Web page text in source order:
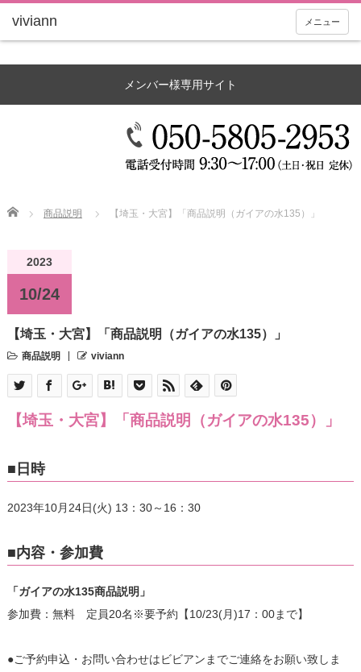
メニュー
メンバー様専用サイト
Home 商品説明 【埼玉・大宮】「商品説明（ガイアの水135）」
2023
10/24
【埼玉・大宮】「商品説明（ガイアの水135）」
商品説明 viviann
【埼玉・大宮】「商品説明（ガイアの水135）」
■日時
2023年10月24日(火) 13：30～16：30
■内容・参加費
「ガイアの水135商品説明」
参加費：無料 定員20名※要予約【10/23(月)17：00まで】
●ご予約申込・お問い合わせはビビアンまでご連絡をお願い致しま